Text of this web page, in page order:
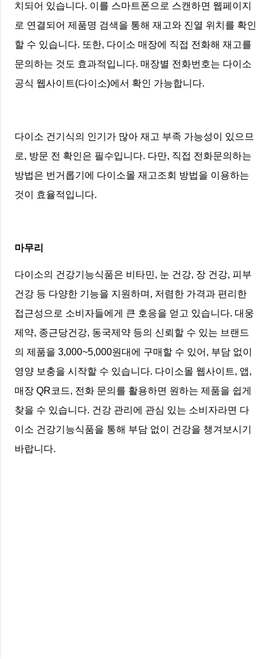
치되어 있습니다. 이를 스마트폰으로 스캔하면 웹페이지
로 연결되어 제품명 검색을 통해 재고와 진열 위치를 확인
할 수 있습니다. 또한, 다이소 매장에 직접 전화해 재고를
문의하는 것도 효과적입니다. 매장별 전화번호는 다이소
공식 웹사이트(다이소)에서 확인 가능합니다.
다이소 건기식의 인기가 많아 재고 부족 가능성이 있으므
로, 방문 전 확인은 필수입니다. 다만, 직접 전화문의하는
방법은 번거롭기에 다이소몰 재고조회 방법을 이용하는
것이 효율적입니다.
마무리
다이소의 건강기능식품은 비타민, 눈 건강, 장 건강, 피부
건강 등 다양한 기능을 지원하며, 저렴한 가격과 편리한
접근성으로 소비자들에게 큰 호응을 얻고 있습니다. 대웅
제약, 종근당건강, 동국제약 등의 신뢰할 수 있는 브랜드
의 제품을 3,000~5,000원대에 구매할 수 있어, 부담 없이
영양 보충을 시작할 수 있습니다. 다이소몰 웹사이트, 앱,
매장 QR코드, 전화 문의를 활용하면 원하는 제품을 쉽게
찾을 수 있습니다. 건강 관리에 관심 있는 소비자라면 다
이소 건강기능식품을 통해 부담 없이 건강을 챙겨보시기
바랍니다.